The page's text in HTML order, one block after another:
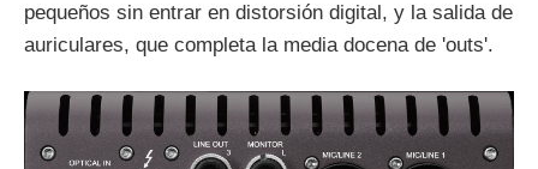
pequeños sin entrar en distorsión digital, y la salida de
auriculares, que completa la media docena de 'outs'.